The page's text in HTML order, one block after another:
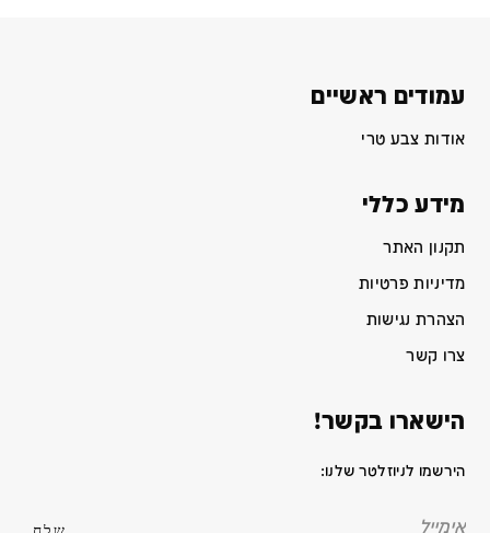
עמודים ראשיים
אודות צבע טרי
מידע כללי
תקנון האתר
מדיניות פרטיות
הצהרת נגישות
צרו קשר
הישארו בקשר!
הירשמו לניוזלטר שלנו: